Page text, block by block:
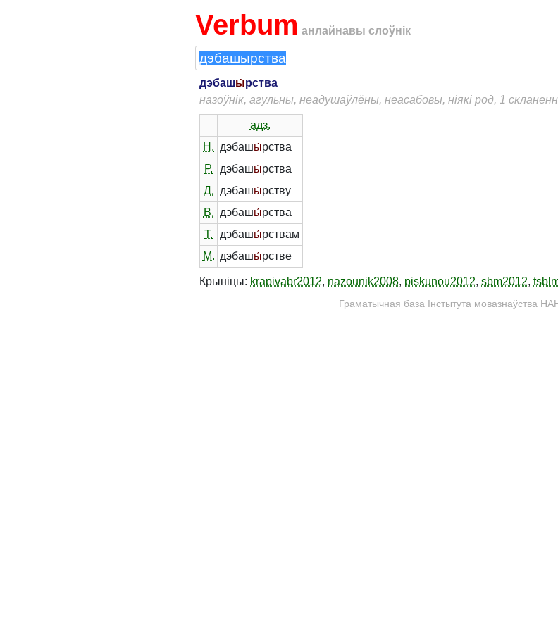
Verbum анлайнавы слоўнік
дэбашы́рства
назоўнік, агульны, неадушаўлёны, неасабовы, ніякі род, 1
адз.
Н. дэбашы́рства
Р.
дэбашы́рства
Д. дэбашы́рству
В. дэбашы́рства
Т.
дэбашы́рствам
М. дэбашы́рстве
Крыніцы: krapivabr2012, nazounik2008, piskunou2012, sbm2012,
Граматычная база Інстытута мовазнаўства